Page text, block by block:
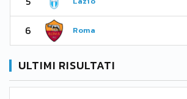
6 Roma
ULTIMI RISULTATI